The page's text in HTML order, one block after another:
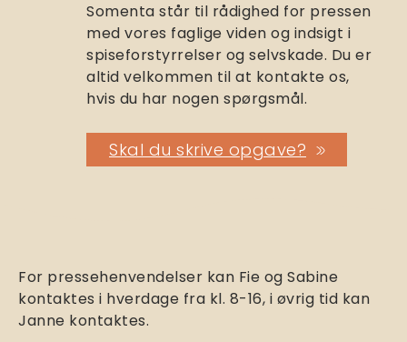
Somenta står til rådighed for pressen
med vores faglige viden og indsigt i
spiseforstyrrelser og selvskade. Du er
altid velkommen til at kontakte os,
hvis du har nogen spørgsmål.
Skal du skrive opgave?
For pressehenvendelser kan Fie og Sabine
kontaktes i hverdage fra kl. 8-16, i øvrig tid kan
Janne kontaktes.